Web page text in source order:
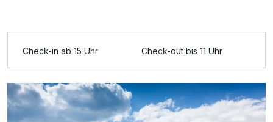
Check-in ab 15 Uhr Check-out bis 11 Uhr